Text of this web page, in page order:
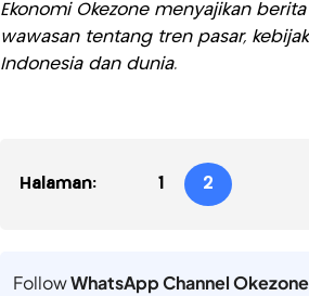
Ekonomi Okezone menyajikan
wawasan tentang tren pasar,
Indonesia dan dunia.
Halaman: 1 2
FollowWhatsApp Channel Okezone